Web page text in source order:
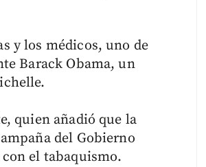
y los médicos, uno de
Barack Obama, un
quien añadió que la
del Gobierno
el tabaquismo.